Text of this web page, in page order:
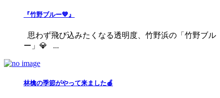
『竹野ブルー💙』
思わず飛び込みたくなる透明度、竹野浜の「竹野ブル
ー」💎 ...
林檎の季節がやって来ました🍎